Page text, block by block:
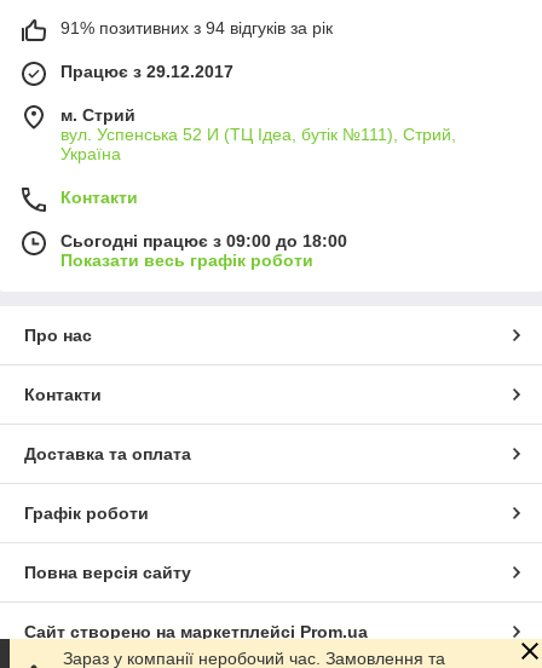
91% позитивних з 94 відгуків за рік
Працює з 29.12.2017
м. Стрий
вул. Успенська 52 И (ТЦ Ідеа, бутік №111), Стрий,
Україна
Контакти
Сьогодні працює з 09:00 до 18:00
Показати весь графік роботи
Про нас
Контакти
Доставка та оплата
Графік роботи
Повна версія сайту
Сайт створено на маркетплейсі Prom.ua
Зараз у компанії неробочий час. Замовлення та